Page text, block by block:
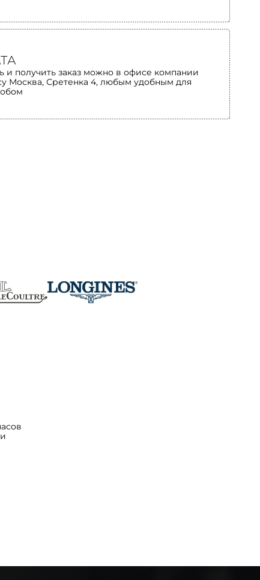
и получить заказ можно в офисе компании
Москва, Сретенка 4, любым удобным для